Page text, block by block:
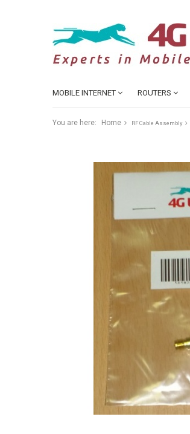
MOBILE INTERNET ROUTERS
You are here: Home RF Cable Assembly